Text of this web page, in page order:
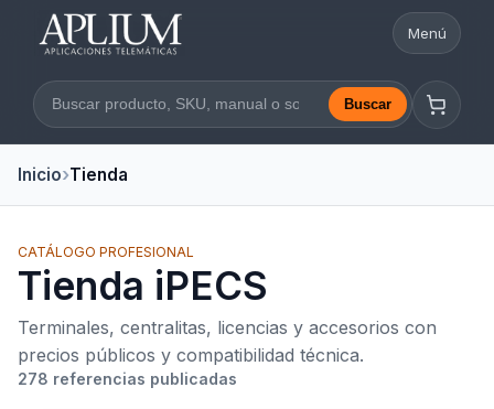
Abrir
Menú
Buscar en la web Buscar
Inicio Tienda
CATÁLOGO PROFESIONAL
Tienda iPECS
Terminales, centralitas, licencias y accesorios con
precios públicos y compatibilidad técnica.
278 referencias publicadas